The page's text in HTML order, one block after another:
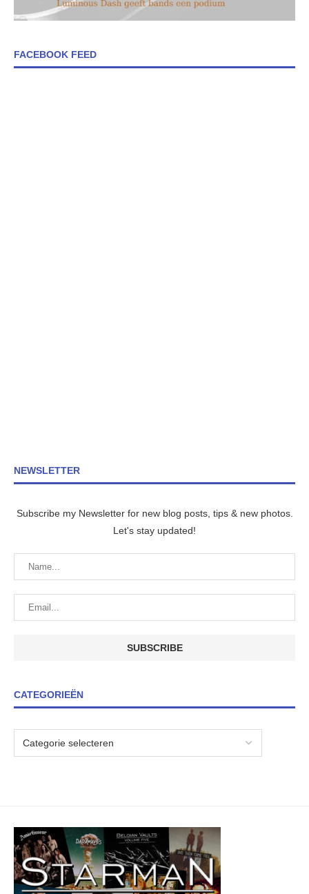
FACEBOOK FEED
NEWSLETTER
Subscribe my Newsletter for new blog posts, tips & new photos.
Let's stay updated!
CATEGORIEËN